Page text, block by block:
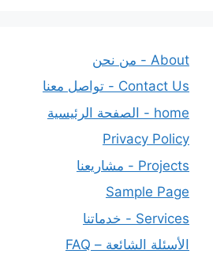
About - من نحن
Contact Us - تواصل معنا
home - الصفحة الرئيسية
Privacy Policy
Projects - مشاريعنا
Sample Page
Services - خدماتنا
الأسئلة الشائعة – FAQ